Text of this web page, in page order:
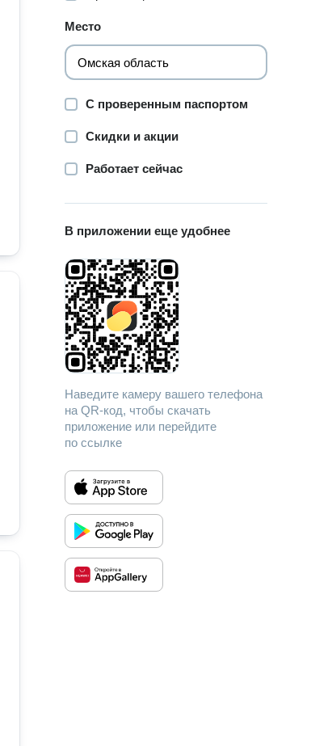
Место
С проверенным паспортом
Скидки и акции
Работает сейчас
В приложении еще удобнее
Наведите камеру вашего телефона
на QR-код, чтобы скачать
приложение или перейдите
по ссылке